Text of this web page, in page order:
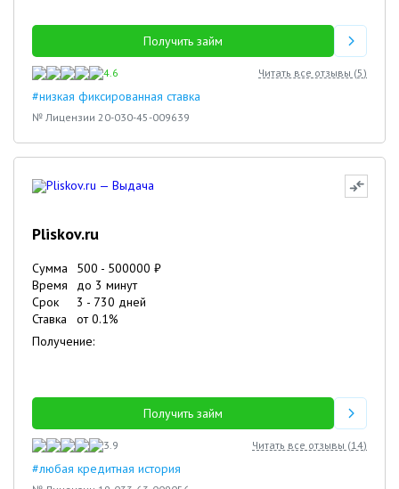
Получить займ
4.6 Читать все отзывы (5)
#низкая фиксированная ставка
№ Лицензии 20-030-45-009639
Pliskov.ru
Сумма 500 - 500000 ₽
Время
до 3 минут
Срок
3 - 730 дней
Ставка
от0.1%
Получение:
Получить займ
3.9 Читать все отзывы (14)
#любая кредитная история